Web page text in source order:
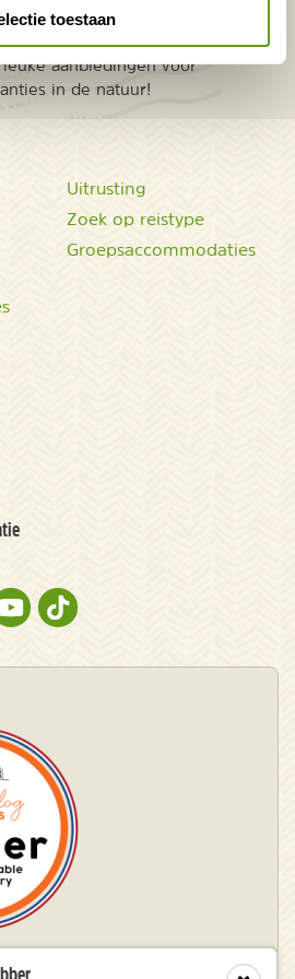
toestaan
aanbiedingen voor
in de natuur!
Uitrusting
Zoek op reistype
Groepsaccommodaties
FACEBOOK
OP INSTAGRAM
OP PINTEREST
NATURESCANNER OP YOUTUBE
NATURESCANNER OP TIKTOK